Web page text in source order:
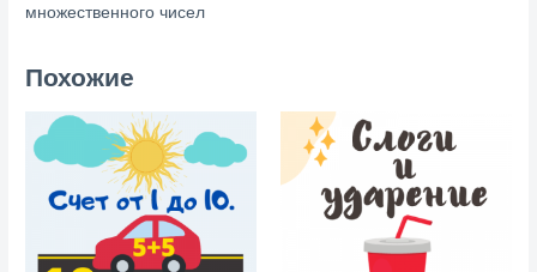
множественного чисел
Похожие